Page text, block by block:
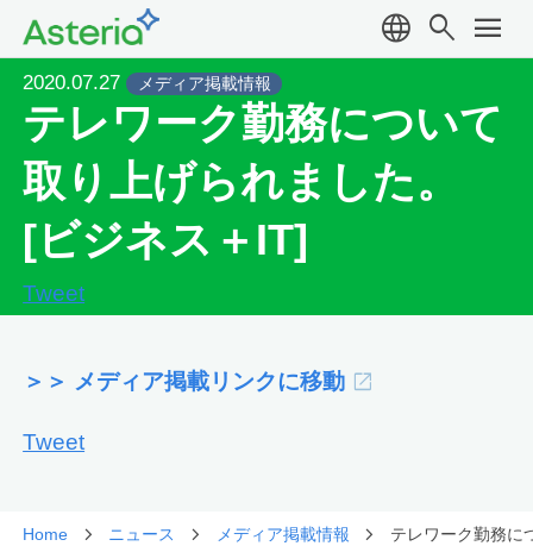
language search menu
2020.07.27 メディア掲載情報
テレワーク勤務について
取り上げられました。
[ビジネス＋IT]
Tweet
＞＞ メディア掲載リンクに移動
Tweet
Home ニュース メディア掲載情報 テレワーク勤務に